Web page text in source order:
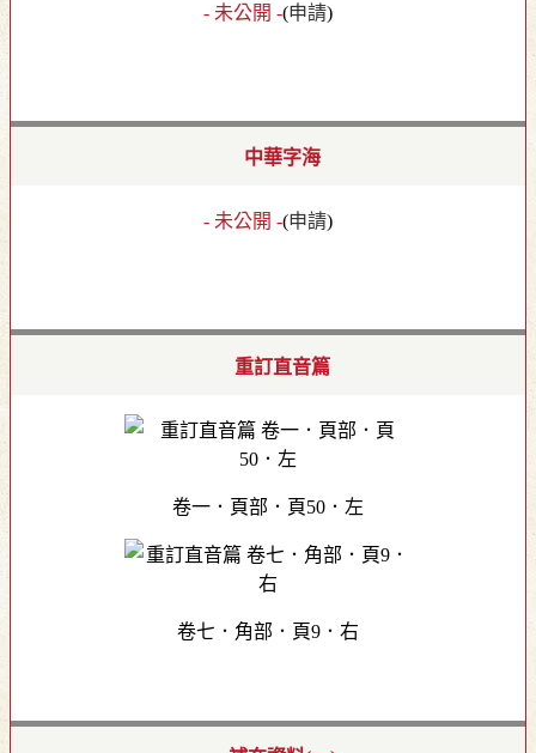
- 未公開 -(申請)
中華字海
- 未公開 -(申請)
重訂直音篇
卷一．頁部．頁50．左
卷七．角部．頁9．右